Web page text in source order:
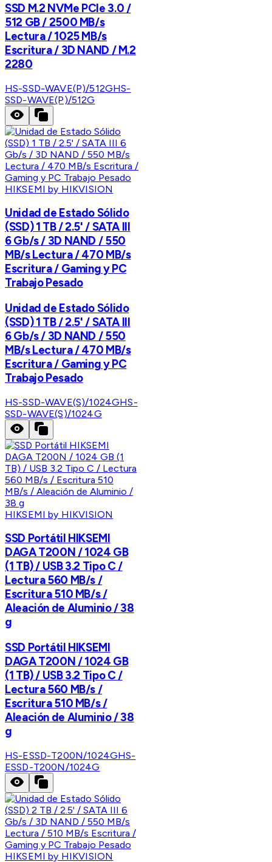
SSD M.2 NVMe PCIe 3.0 /
512 GB / 2500 MB/s
Lectura / 1025 MB/s
Escritura / 3D NAND / M.2
2280
HS-SSD-WAVE(P)/512GHS-
SSD-WAVE(P)/512G
HIKSEMI by HIKVISION
Unidad de Estado Sólido
(SSD) 1 TB / 2.5' / SATA III
6 Gb/s / 3D NAND / 550
MB/s Lectura / 470 MB/s
Escritura / Gaming y PC
Trabajo Pesado
Unidad de Estado Sólido
(SSD) 1 TB / 2.5' / SATA III
6 Gb/s / 3D NAND / 550
MB/s Lectura / 470 MB/s
Escritura / Gaming y PC
Trabajo Pesado
HS-SSD-WAVE(S)/1024GHS-
SSD-WAVE(S)/1024G
HIKSEMI by HIKVISION
SSD Portátil HIKSEMI
DAGA T200N / 1024 GB
(1 TB) / USB 3.2 Tipo C /
Lectura 560 MB/s /
Escritura 510 MB/s /
Aleación de Aluminio / 38
g
SSD Portátil HIKSEMI
DAGA T200N / 1024 GB
(1 TB) / USB 3.2 Tipo C /
Lectura 560 MB/s /
Escritura 510 MB/s /
Aleación de Aluminio / 38
g
HS-ESSD-T200N/1024GHS-
ESSD-T200N/1024G
HIKSEMI by HIKVISION